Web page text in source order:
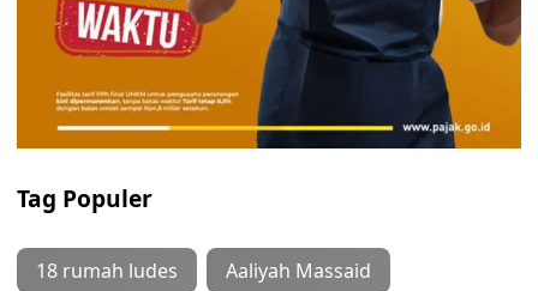
Tag Populer
18 rumah ludes Aaliyah Massaid